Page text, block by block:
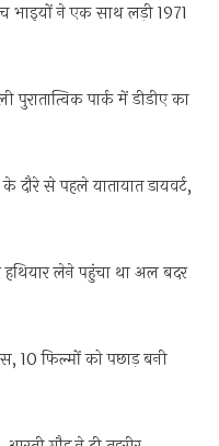
भाइयों ने एक साथ लड़ी 1971
पार्क में डीडीए का
दौरे से पहले यातायात डायवर्ट,
लेने पहुंचा था अल बदर
10 फिल्मों को पछाड़ बनी